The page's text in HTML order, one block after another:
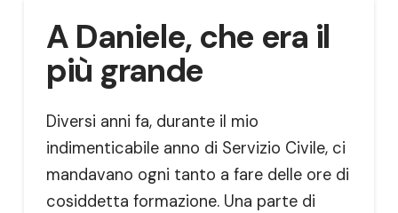
A Daniele, che era il
più grande
Diversi anni fa, durante il mio
indimenticabile anno di Servizio Civile, ci
mandavano ogni tanto a fare delle ore di
cosiddetta formazione. Una parte di